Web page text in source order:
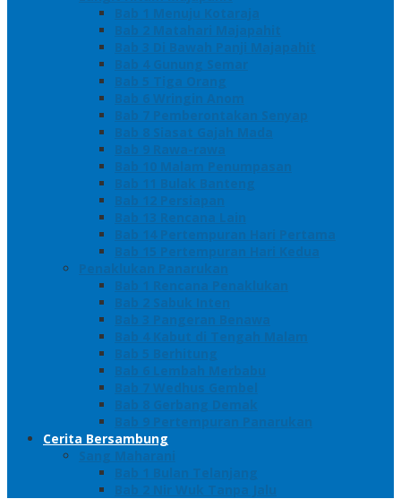
Bab 1 Menuju Kotaraja
Bab 2 Matahari Majapahit
Bab 3 Di Bawah Panji Majapahit
Bab 4 Gunung Semar
Bab 5 Tiga Orang
Bab 6 Wringin Anom
Bab 7 Pemberontakan Senyap
Bab 8 Siasat Gajah Mada
Bab 9 Rawa-rawa
Bab 10 Malam Penumpasan
Bab 11 Bulak Banteng
Bab 12 Persiapan
Bab 13 Rencana Lain
Bab 14 Pertempuran Hari Pertama
Bab 15 Pertempuran Hari Kedua
Penaklukan Panarukan
Bab 1 Rencana Penaklukan
Bab 2 Sabuk Inten
Bab 3 Pangeran Benawa
Bab 4 Kabut di Tengah Malam
Bab 5 Berhitung
Bab 6 Lembah Merbabu
Bab 7 Wedhus Gembel
Bab 8 Gerbang Demak
Bab 9 Pertempuran Panarukan
Cerita Bersambung
Sang Maharani
Bab 1 Bulan Telanjang
Bab 2 Nir Wuk Tanpa Jalu